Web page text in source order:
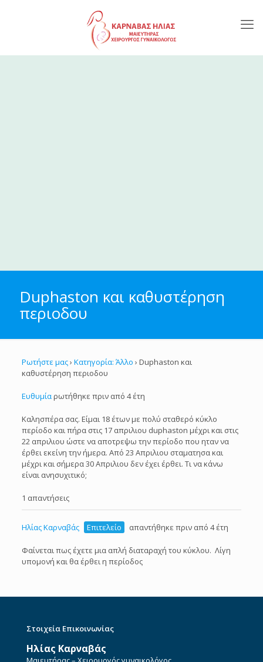
Duphaston και καθυστέρηση
περιοδου
Ρωτήστε μας› Κατηγορία: Άλλο › Duphaston και
καθυστέρηση περιοδου
Ευθυμίαρωτήθηκε πριν από 4 έτη
Kαλησπέρα σας. Είμαι 18 έτων με πολύ σταθερό κύκλο
περίοδο και πήρα στις 17 απριλιου duphaston μέχρι και στις
22 απριλιου ώστε να αποτρεψω την περίοδο που ηταν να
έρθει εκείνη την ήμερα. Από 23 Απριλιου σταματησα και
μέχρι και σήμερα 30 Απριλιου δεν έχει έρθει. Τι να κάνω
είναι ανησυχιτικό;
1 απαντήσεις
Ηλίας Καρναβάς Επιτελείο απαντήθηκε πριν από 4 έτη
Φαίνεται πως έχετε μια απλή διαταραχή του κύκλου. Λίγη
υπομονή και θα έρθει η περίοδος
Στοιχεία Επικοινωνίας
Ηλίας Καρναβάς